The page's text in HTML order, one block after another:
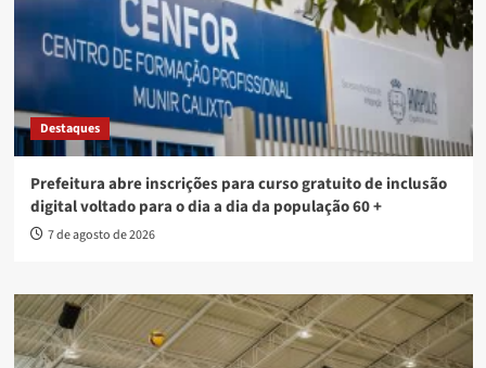
Destaques
Prefeitura abre inscrições para curso gratuito de inclusão
digital voltado para o dia a dia da população 60 +
7 de agosto de 2026